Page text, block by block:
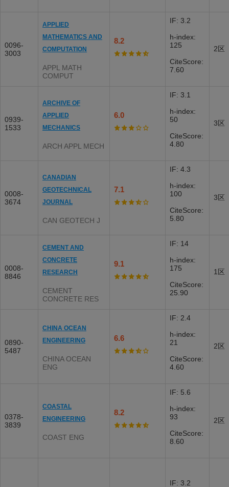
0096-
3003
APPLIED
MATHEMATICS AND
COMPUTATION
APPL MATH
COMPUT
8.2
IF: 3.2
h-index:
125
CiteScore:
7.60
2区
0939-
1533
ARCHIVE OF
APPLIED
MECHANICS
ARCH APPL MECH
6.0
IF: 3.1
h-index:
50
CiteScore:
4.80
3区
0008-
3674
CANADIAN
GEOTECHNICAL
JOURNAL
CAN GEOTECH J
7.1
IF: 4.3
h-index:
100
CiteScore:
5.80
3区
0008-
8846
CEMENT AND
CONCRETE
RESEARCH
CEMENT
CONCRETE RES
9.1
IF: 14
h-index:
175
CiteScore:
25.90
1区
0890-
5487
CHINA OCEAN
ENGINEERING
CHINA OCEAN
ENG
6.6
IF: 2.4
h-index:
21
CiteScore:
4.60
2区
0378-
3839
COASTAL
ENGINEERING
COAST ENG
8.2
IF: 5.6
h-index:
93
CiteScore:
8.60
2区
IF: 3.2